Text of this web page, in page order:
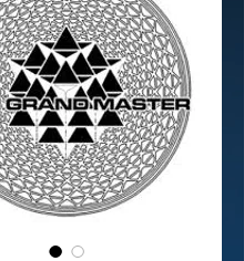
M.Tunalı Özlem
Tunalı